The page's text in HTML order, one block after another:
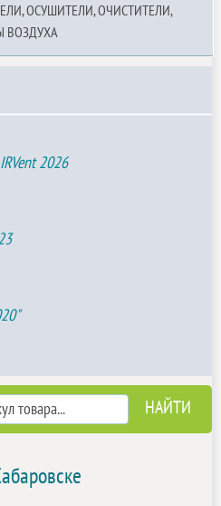
ОСУШИТЕЛИ, ОЧИСТИТЕЛИ,
ВОЗДУХА
2026